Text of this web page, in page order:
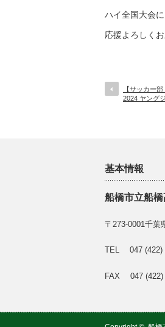
ハイ全国大会
応援よろしくお
【サッカー
2024 ヤング
基本情報
船橋市立船
〒273-0001千葉
TEL 047 (422)
FAX 047 (422)